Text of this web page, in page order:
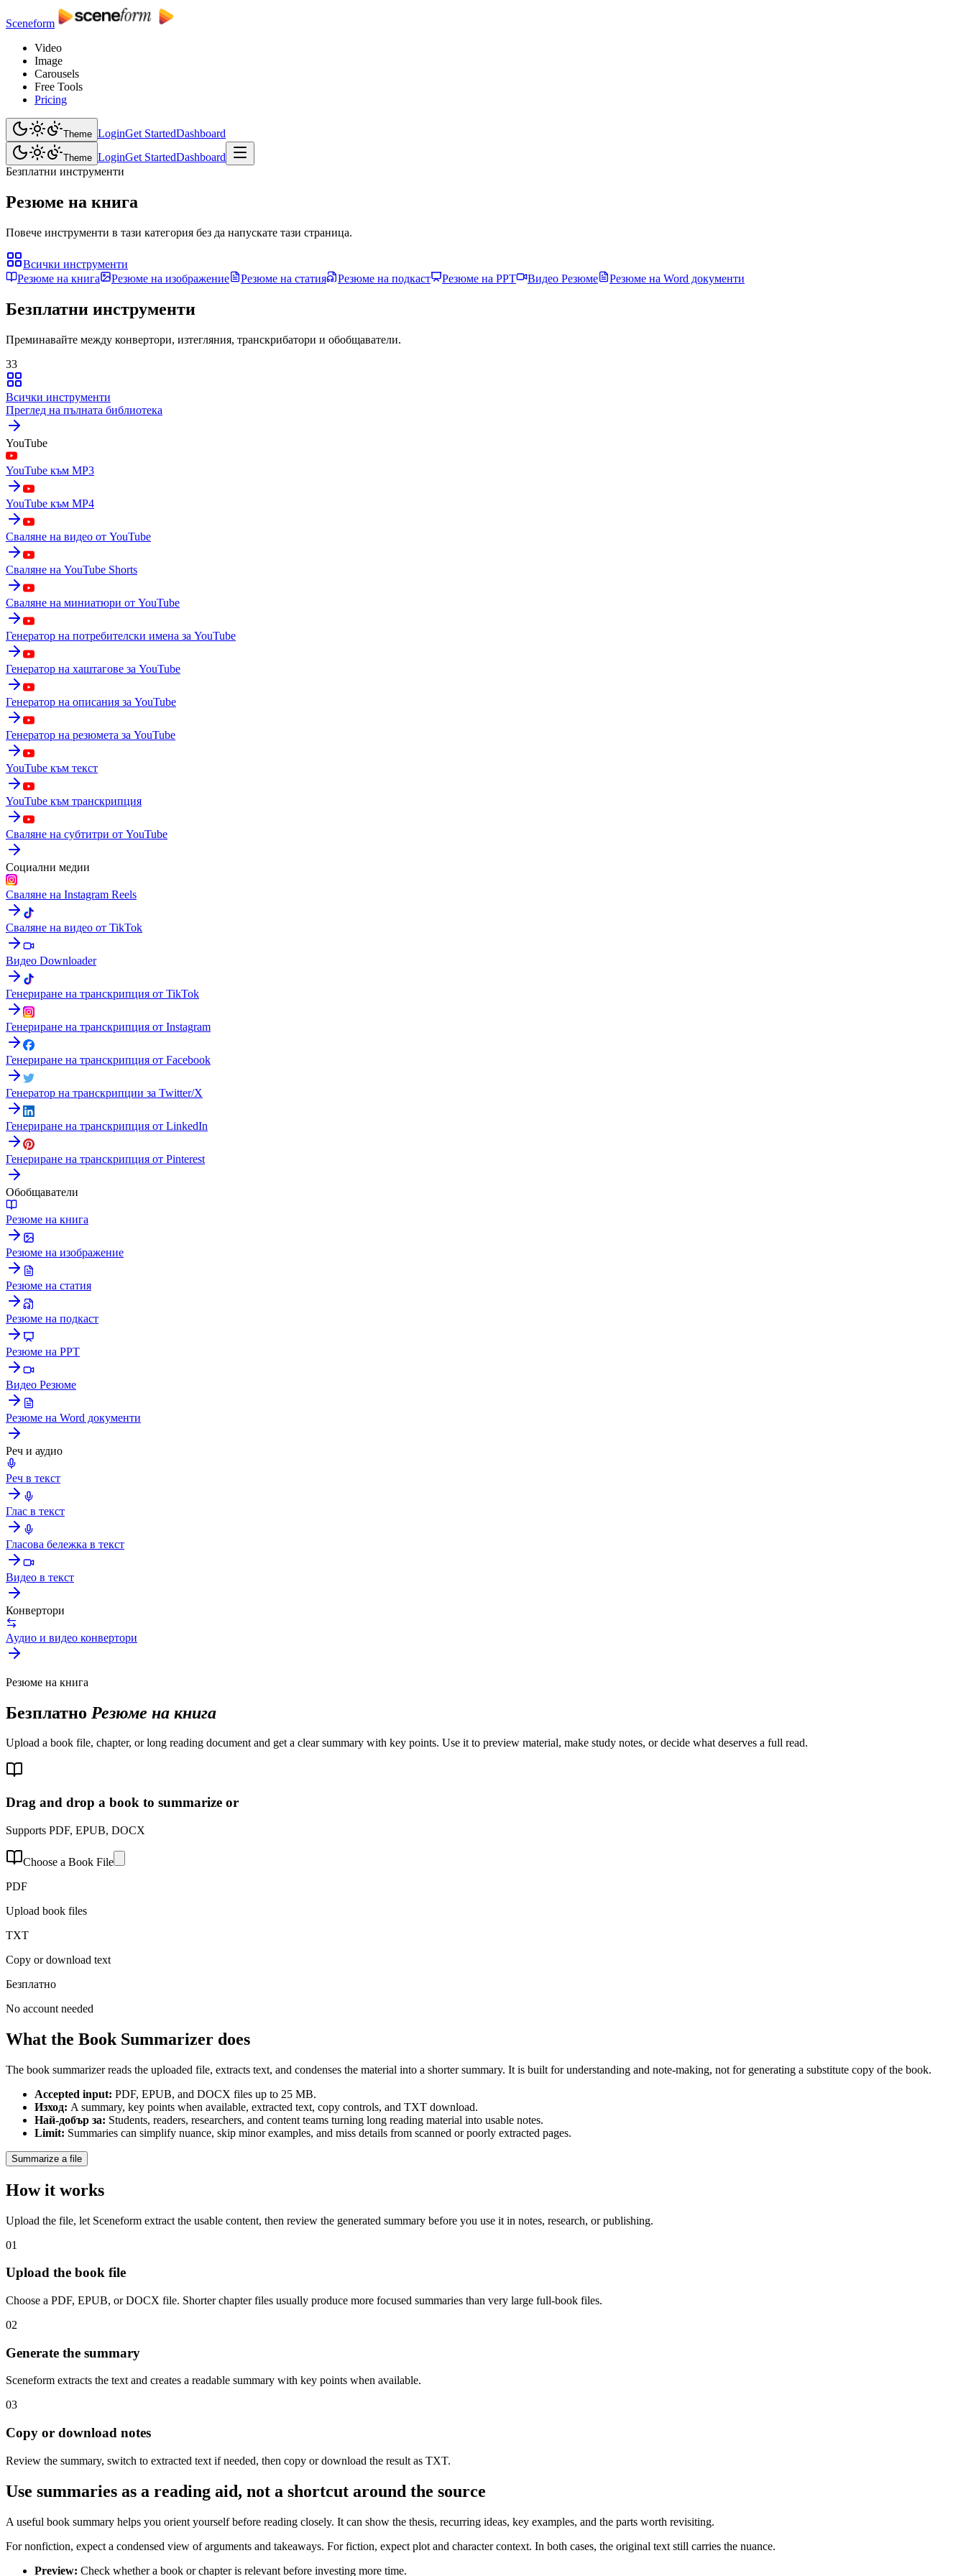
Sceneform
Video
Image
Carousels
Free Tools
Pricing
Theme LoginGet StartedDashboard
Theme LoginGet StartedDashboard
Безплатни инструменти
Резюме на книга
Повече инструменти в тази категория без да напускате тази страница.
Всички инструменти
Резюме на книга
Резюме на изображение Резюме на статия Резюме на подкаст Резюме на PPT Видео Резюме Резюме на Word документи
Безплатни инструменти
Преминавайте между конвертори, изтегляния, транскрибатори и обобщаватели.
33
Всички инструменти
Преглед на пълната библиотека
YouTube
YouTube към MP3
YouTube към MP4
Сваляне на видео от YouTube
Сваляне на YouTube Shorts
Сваляне на миниатюри от YouTube
Генератор на потребителски имена за YouTube
Генератор на хаштагове за YouTube
Генератор на описания за YouTube
Генератор на резюмета за YouTube
YouTube към текст
YouTube към транскрипция
Сваляне на субтитри от YouTube
Социални медии
Сваляне на Instagram Reels
Сваляне на видео от TikTok
Видео Downloader
Генериране на транскрипция от TikTok
Генериране на транскрипция от Instagram
Генериране на транскрипция от Facebook
Генератор на транскрипции за Twitter/X
Генериране на транскрипция от LinkedIn
Генериране на транскрипция от Pinterest
Обобщаватели
Резюме на книга
Резюме на изображение
Резюме на статия
Резюме на подкаст
Резюме на PPT
Видео Резюме
Резюме на Word документи
Реч и аудио
Реч в текст
Глас в текст
Гласова бележка в текст
Видео в текст
Конвертори
Аудио и видео конвертори
Резюме на книга
Безплатно Резюме на книга
Upload a book file, chapter, or long reading document and get a clear summary with key points. Use it to preview material, make study notes, or decide what deserves a full read.
Drag and drop a book to summarize or
Supports PDF, EPUB, DOCX
Choose a Book File
PDF
Upload book files
TXT
Copy or download text
Безплатно
No account needed
What the Book Summarizer does
The book summarizer reads the uploaded file, extracts text, and condenses the material into a shorter summary. It is built for understanding and note-making, not for generating a substitute copy of the book.
Accepted input: PDF, EPUB, and DOCX files up to 25 MB.
Изход: A summary, key points when available, extracted text, copy controls, and TXT download.
Най-добър за: Students, readers, researchers, and content teams turning long reading material into usable notes.
Limit: Summaries can simplify nuance, skip minor examples, and miss details from scanned or poorly extracted pages.
Summarize a file
How it works
Upload the file, let Sceneform extract the usable content, then review the generated summary before you use it in notes, research, or publishing.
01
Upload the book file
Choose a PDF, EPUB, or DOCX file. Shorter chapter files usually produce more focused summaries than very large full-book files.
02
Generate the summary
Sceneform extracts the text and creates a readable summary with key points when available.
03
Copy or download notes
Review the summary, switch to extracted text if needed, then copy or download the result as TXT.
Use summaries as a reading aid, not a shortcut around the source
A useful book summary helps you orient yourself before reading closely. It can show the thesis, recurring ideas, key examples, and the parts worth revisiting.
For nonfiction, expect a condensed view of arguments and takeaways. For fiction, expect plot and character context. In both cases, the original text still carries the nuance.
Preview: Check whether a book or chapter is relevant before investing more time.